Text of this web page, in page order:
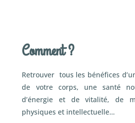
Comment ?
Retrouver tous les bénéfices
de votre corps, une santé
d’énergie et de vitalité, de
physiques et intellectuelle…